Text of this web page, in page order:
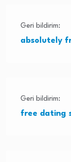
Geri bildirim:
absolutely
Geri bildirim:
free dating